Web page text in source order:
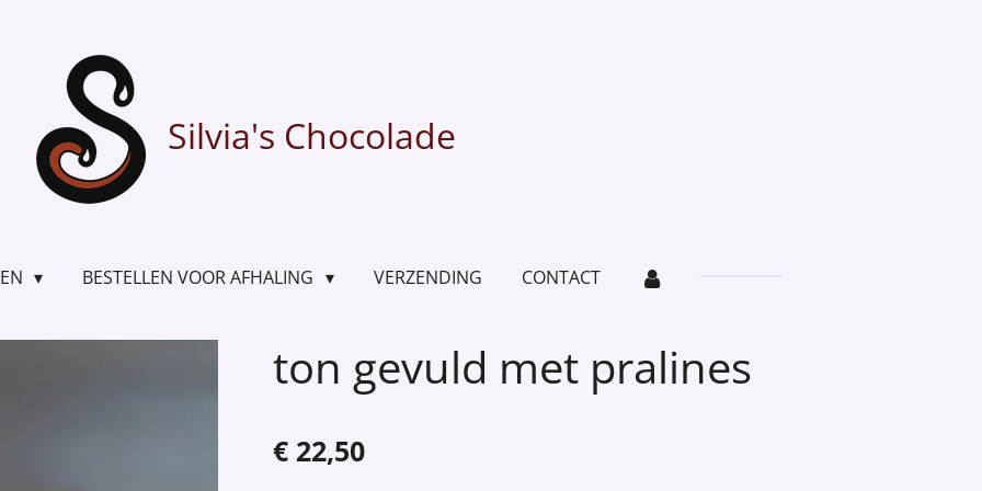
Silvia's Chocolade
BESTELLEN VOOR AFHALING VERZENDING CONTACT
ton gevuld met pralines
€ 22,50